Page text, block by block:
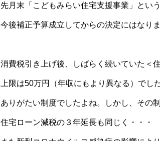
先月末「こどもみらい住宅支援事業」とい
今後補正予算成立してからの決定にはなり
消費税引き上げ後、しばらく続いていた＜
上限は50万円（年収にもより異なる）で
ありがたい制度でしたよね。しかし、その
住宅ローン減税の３年延長も同じく・・・